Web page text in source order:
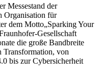
Messestand der
Organisation für
dem Motto„Sparking Your
Gesellschaft
die große Bandbreite
Transformation, von
bis zur Cybersicherheit